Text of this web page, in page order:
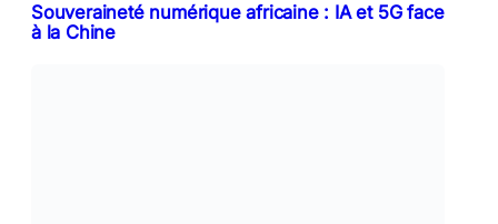
Souveraineté numérique africaine : IA et 5G face
à la Chine